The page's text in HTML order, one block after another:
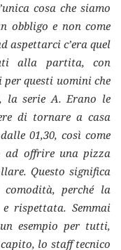
cosa che siamo
obbligo e non come
aspettarci c’era quel
alla partita, con
questi uomini che
la serie A. Erano le
di tornare a casa
01,30, così come
ad offrire una pizza
Questo significa
perché la
rispettata. Semmai
esempio per tutti,
lo staff tecnico